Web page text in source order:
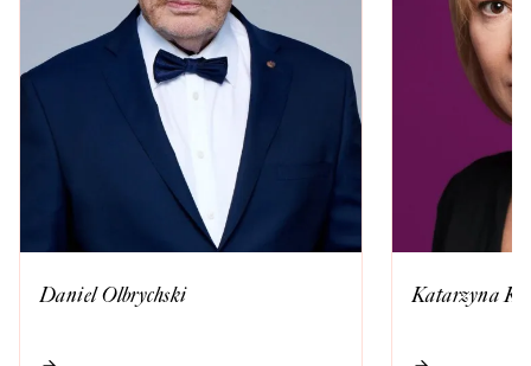
Daniel Olbrychski Katarzyna